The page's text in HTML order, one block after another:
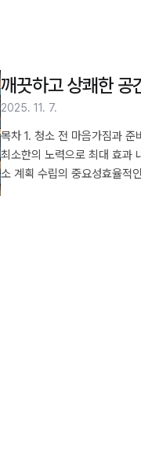
깨끗하고 상쾌한 공
2025. 11. 7.
목차 1. 청소 전 마음가짐과
최소한의 노력으로 최대 효과
소 계획 수립의 중요성효율적